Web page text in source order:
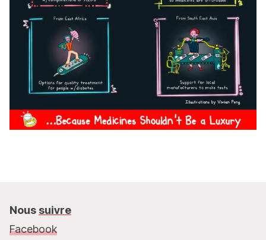
Nous suivre
Facebook